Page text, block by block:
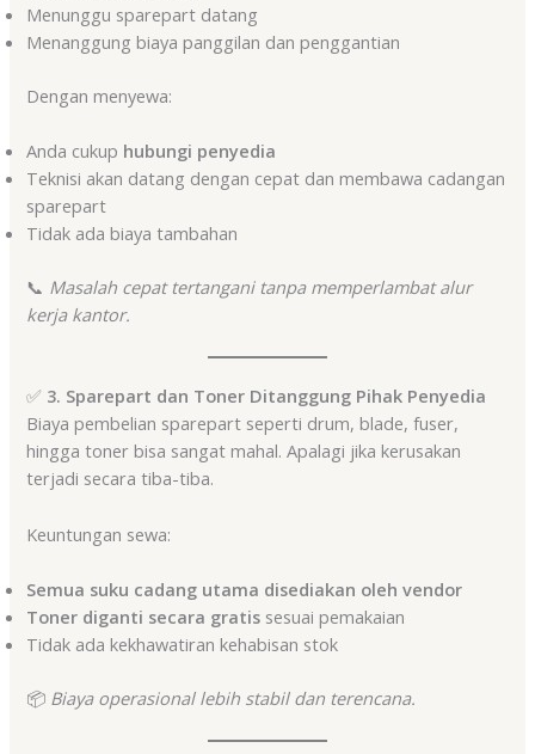
Menunggu sparepart datang
Menanggung biaya panggilan dan penggantian
Dengan menyewa:
Anda cukup hubungi penyedia
Teknisi akan datang dengan cepat dan membawa cadangan
sparepart
Tidak ada biaya tambahan
📞 Masalah cepat tertangani tanpa memperlambat alur
kerja kantor.
✅ 3. Sparepart dan Toner Ditanggung Pihak Penyedia
Biaya pembelian sparepart seperti drum, blade, fuser,
hingga toner bisa sangat mahal. Apalagi jika kerusakan
terjadi secara tiba-tiba.
Keuntungan sewa:
Semua suku cadang utama disediakan oleh vendor
Toner diganti secara gratis sesuai pemakaian
Tidak ada kekhawatiran kehabisan stok
📦 Biaya operasional lebih stabil dan terencana.